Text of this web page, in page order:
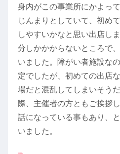
身内がこの事業所にかよっ
じんまりとしていて、初め
しやすいかなと思い出店し
分しかかからないところで
いました。障がい者施設な
定でしたが、初めての出店
場だと混乱してしまいそう
際、主催者の方ともご挨拶
話になっている事もあり、
いました。